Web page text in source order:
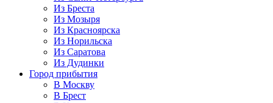
Из Бреста
Из Мозыря
Из Красноярска
Из Норильска
Из Саратова
Из Дудинки
Город прибытия
В Москву
В Брест